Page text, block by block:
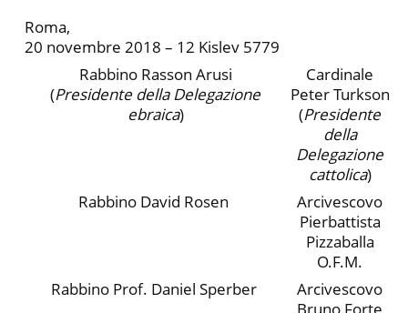
Roma,
20 novembre 2018 – 12 Kislev 5779
Rabbino Rasson Arusi
(Presidente della Delegazione
ebraica)
Cardinale
Peter Turkson
(Presidente
della
Delegazione
cattolica)
Rabbino David Rosen
Arcivescovo
Pierbattista
Pizzaballa
O.F.M.
Rabbino Prof. Daniel Sperber
Arcivescovo
Bruno Forte